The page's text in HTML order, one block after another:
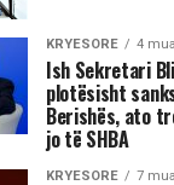
KRYESORE 4
Ish Sekretari
plotësisht
Berishës, ato
jo të SHBA
KRYESORE 7